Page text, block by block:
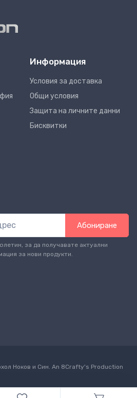
Информация
Условия за доставка
Общи условия
Защита на личните данни
Бисквитки
Абониране
за да получавате актуални
за нови продукти.
Ноков и Син. An 8Crafty's Production